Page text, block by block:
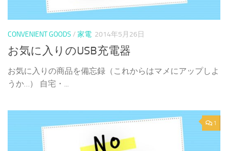
CONVENIENT GOODS / 家電 2014年5月26日
お気に入りのUSB充電器
お気に入りの商品を備忘録（これからはマメにアップしよ
うか…） 自宅・...
1